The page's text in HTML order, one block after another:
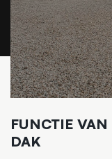
Werken bij
Contact
FUNCTIE
DAK